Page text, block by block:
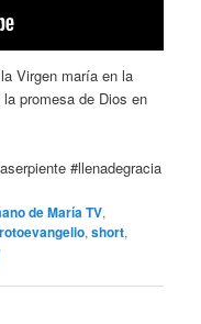
Virgen maría en la
promesa de Dios en
#llenadegracia
de María TV,
,short,